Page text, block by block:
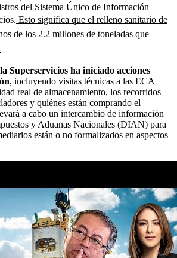
del Sistema Único de Información
Esto significa que el relleno sanitario de
de los 2.2 millones de toneladas que
Superservicios ha iniciado acciones
, incluyendo visitas técnicas a las ECA
real de almacenamiento, los recorridos
y quiénes están comprando el
a cabo un intercambio de información
y Aduanas Nacionales (DIAN) para
están o no formalizados en aspectos